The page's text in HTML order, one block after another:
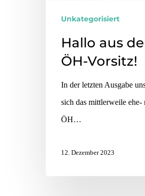
Unkategorisiert
Hallo aus
ÖH-Vorsitz!
In der letzten Ausgabe
sich das mittlerweile ehe-
ÖH…
12. Dezember 2023